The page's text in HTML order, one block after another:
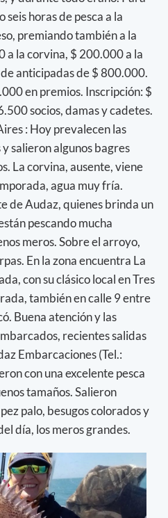
seis horas de pesca a la
premiando también a la
a la corvina, $ 200.000 a la
anticipadas de $ 800.000.
en premios. Inscripción: $
socios, damas y cadetes.
: Hoy prevalecen las
y salieron algunos bagres
La corvina, ausente, viene
agua muy fría.
de Audaz, quienes brinda un
pescando mucha
meros. Sobre el arroyo,
En la zona encuentra La
con su clásico local en Tres
también en calle 9 entre
Buena atención y las
recientes salidas
Embarcaciones (Tel.:
con una excelente pesca
tamaños. Salieron
palo, besugos colorados y
día, los meros grandes.